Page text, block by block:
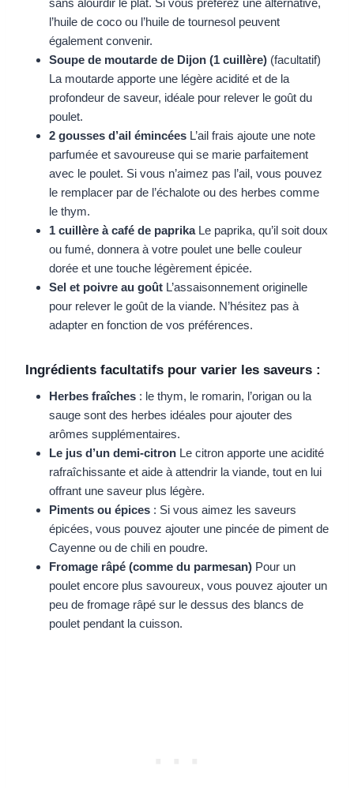
sans alourdir le plat. Si vous préférez une alternative,
l’huile de coco ou l’huile de tournesol peuvent
également convenir.
Soupe de moutarde de Dijon (1 cuillère) (facultatif)
La moutarde apporte une légère acidité et de la
profondeur de saveur, idéale pour relever le goût du
poulet.
2 gousses d’ail émincées L’ail frais ajoute une note
parfumée et savoureuse qui se marie parfaitement
avec le poulet. Si vous n’aimez pas l’ail, vous pouvez
le remplacer par de l’échalote ou des herbes comme
le thym.
1 cuillère à café de paprikaLe paprika, qu’il soit doux
ou fumé, donnera à votre poulet une belle couleur
dorée et une touche légèrement épicée.
Sel et poivre au goût L’assaisonnement originelle
pour relever le goût de la viande. N’hésitez pas à
adapter en fonction de vos préférences.
Ingrédients facultatifs pour varier les saveurs :
Herbes fraîches : le thym, le romarin, l’origan ou la
sauge sont des herbes idéales pour ajouter des
arômes supplémentaires.
Le jus d’un demi-citron Le citron apporte une acidité
rafraîchissante et aide à attendrir la viande, tout en lui
offrant une saveur plus légère.
Piments ou épices : Si vous aimez les saveurs
épicées, vous pouvez ajouter une pincée de piment de
Cayenne ou de chili en poudre.
Fromage râpé (comme du parmesan) Pour un
poulet encore plus savoureux, vous pouvez ajouter un
peu de fromage râpé sur le dessus des blancs de
poulet pendant la cuisson.